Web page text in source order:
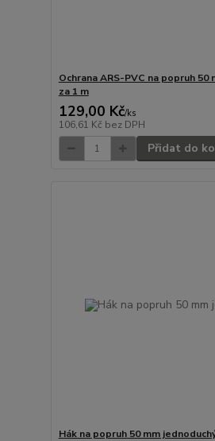
Ochrana ARS-PVC na popruh 50
za 1 m
129,00 Kč/ks
106,61 Kč bez DPH
Přidat do
Hák na popruh 50 mm